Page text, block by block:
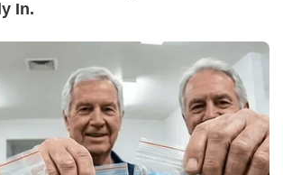
что где-то меня ждёт мой